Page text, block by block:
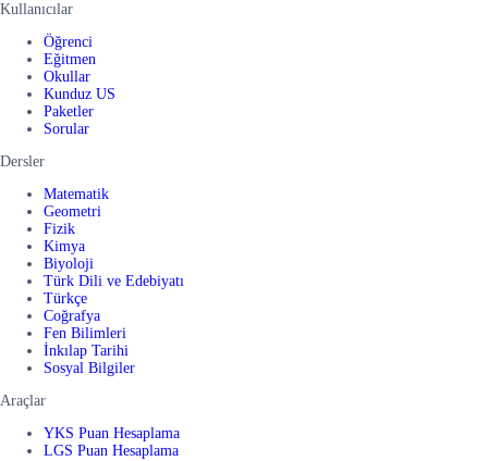
Kullanıcılar
Öğrenci
Eğitmen
Okullar
Kunduz US
Paketler
Sorular
Dersler
Matematik
Geometri
Fizik
Kimya
Biyoloji
Türk Dili ve Edebiyatı
Türkçe
Coğrafya
Fen Bilimleri
İnkılap Tarihi
Sosyal Bilgiler
Araçlar
YKS Puan Hesaplama
LGS Puan Hesaplama